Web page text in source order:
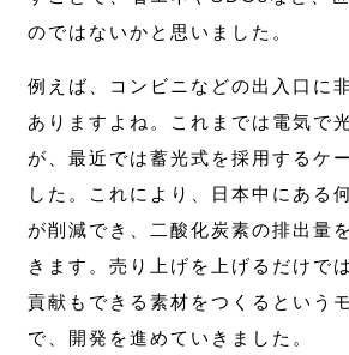
のではないかと思いました。
例えば、コンビニなどの出入口に
ありますよね。これまでは電気で
が、最近では蓄光式を採用するケ
した。これにより、日本中にある
が削減でき、二酸化炭素の排出量
きます。売り上げを上げるだけで
貢献もできる素材をつくるという
で、開発を進めていきました。